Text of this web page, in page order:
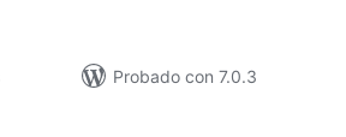
Probado con 7.0.3